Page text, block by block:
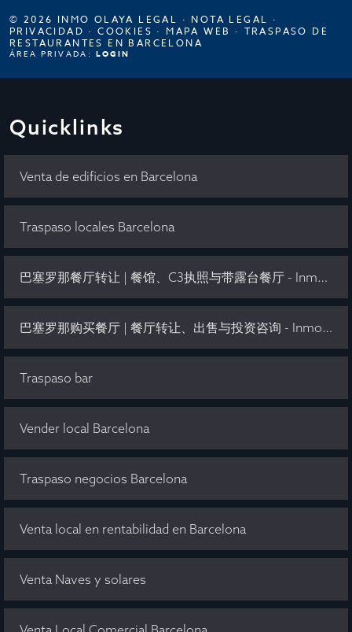
© 2026 INMO OLAYA LEGAL · NOTA LEGAL ·
PRIVACIDAD ·COOKIES · MAPA WEB · TRASPASO DE
RESTAURANTES EN BARCELONA
ÁREA PRIVADA: LOGIN
Quicklinks
Venta de edificios en Barcelona
Traspaso locales Barcelona
巴塞罗那餐厅转让 | 餐馆、C3执照与带露台餐厅 - Inmo Olaya
巴塞罗那购买餐厅 | 餐厅转让、出售与投资咨询 - Inmo Olaya
Traspaso bar
Vender local Barcelona
Traspaso negocios Barcelona
Venta local en rentabilidad en Barcelona
Venta Naves y solares